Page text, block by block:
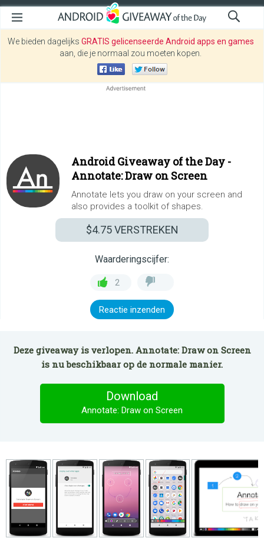
We bieden dagelijks GRATIS gelicenseerde Android apps en games
aan, die je normaal zou moeten kopen.
Android Giveaway of the Day -
Annotate: Draw on Screen
Annotate lets you draw on your screen and
also provides a toolkit of shapes.
$4.75VERSTREKEN
Waarderingscijfer:
2
Reactie inzenden
Deze giveaway is verlopen. Annotate: Draw on Screen
is nu beschikbaar op de normale manier.
Download
Annotate: Draw on Screen